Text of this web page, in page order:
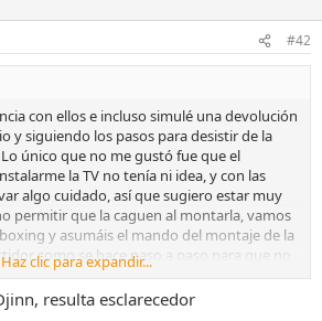
#42
con ellos e incluso simulé una devolución
y siguiendo los pasos para desistir de la
único que no me gustó fue que el
la TV no tenía ni idea, y con las
algo cuidado, así que sugiero estar muy
permitir que la caguen al montarla, vamos
y asumáis el mando del montaje de la
como se hace paso a paso para que no
que se aguante.
Haz clic para expandir...
resulta esclarecedor